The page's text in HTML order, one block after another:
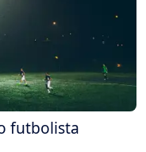
futbolista